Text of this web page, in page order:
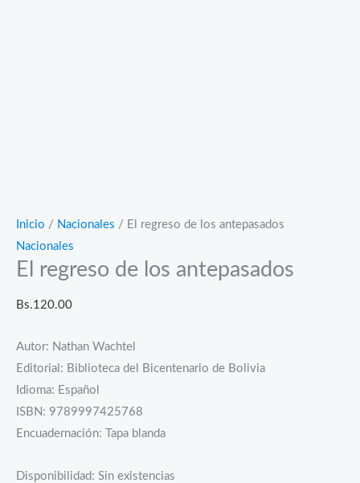
Inicio / Nacionales / El regreso de los antepasados
Nacionales
El regreso de los antepasados
Bs.120.00
Autor: Nathan Wachtel
Editorial: Biblioteca del Bicentenario de Bolivia
Idioma: Español
ISBN: 9789997425768
Encuadernación: Tapa blanda
Disponibilidad: Sin existencias